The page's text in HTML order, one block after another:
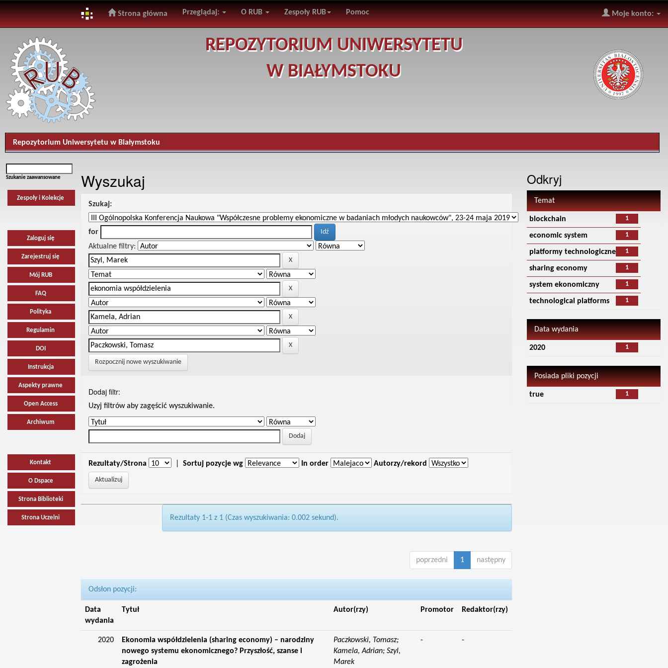
navigation
Strona główna Przeglądaj: O RUB Zespoły RUB Pomoc Moje konto:
REPOZYTORIUM UNIWERSYTETU
W BIAŁYMSTOKU
Repozytorium Uniwersytetu w Białymstoku
Szukanie zaawansowane
Zespoły i Kolekcje
Zaloguj się
Zarejestruj się
Mój RUB
FAQ
Polityka
Regulamin
DOI
Instrukcja
Aspekty prawne
Open Access
Archiwum
Kontakt
O Dspace
Strona Biblioteki
Strona Uczelni
Wyszukaj
Szukaj:
for
Aktualne filtry:
Rozpocznij nowe wyszukiwanie
Dodaj filtr:
Uzyj filtrów aby zagęścić wyszukiwanie.
Rezultaty/Strona Sortuj pozycje wg In order Autorzy/rekord
Rezultaty 1-1 z 1 (Czas wyszukiwania: 0.002 sekund).
poprzedni 1 następny
Odsłon pozycji:
Data
wydania
Tytuł Autor(rzy) Promotor Redaktor(rzy)
2020
Ekonomia współdzielenia (sharing economy) – narodziny
nowego systemu ekonomicznego? Przyszłość, szanse i
zagrożenia
Paczkowski, Tomasz;
Kamela, Adrian; Szyl,
Marek
- -
Odkryj
Temat
1
blockchain
1
economic system
1
platformy technologiczne
1
sharing economy
1
system ekonomiczny
1
technological platforms
Data wydania
1
2020
Posiada pliki pozycji
1
true